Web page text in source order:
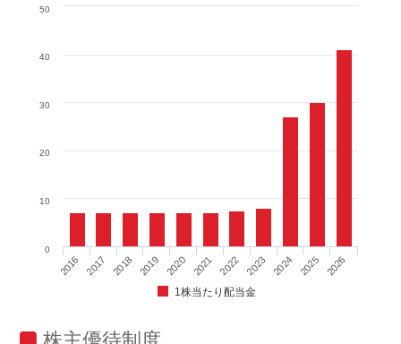
2016 2017 2018 2019 2020 2021 2022 2023 2024 2025 2026
0
10
20
30
40
50
1株当たり配当金